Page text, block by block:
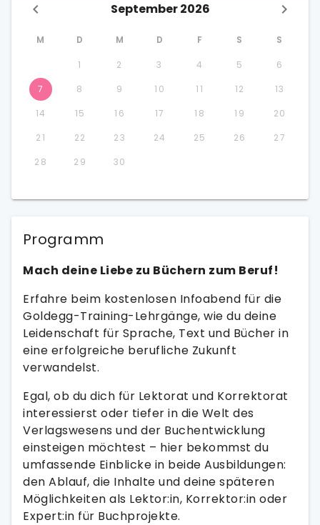
September 2026
M D M D F S S
1 2 3 4 5
6
7
8 9 10 11 12
13
14
15 16 17 18 19
20
21
22 23 24 25 26
27
28
29 30
Programm
Mach deine Liebe zu Büchern zum Beruf!
Erfahre beim kostenlosen Infoabend für die
Goldegg-Training-Lehrgänge, wie du deine
Leidenschaft für Sprache, Text und Bücher in
eine erfolgreiche berufliche Zukunft
verwandelst.
Egal, ob du dich für Lektorat und Korrektorat
interessierst oder tiefer in die Welt des
Verlagswesens und der Buchentwicklung
einsteigen möchtest – hier bekommst du
umfassende Einblicke in beide Ausbildungen:
den Ablauf, die Inhalte und deine späteren
Möglichkeiten als Lektor:in, Korrektor:in oder
Expert:in für Buchprojekte.